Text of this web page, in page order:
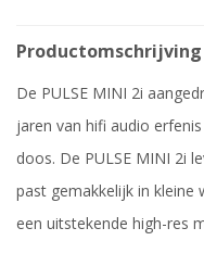
Productomschrijving
De PULSE MINI 2i
jaren van hifi audio
doos. De PULSE MINI 2i
past gemakkelijk in
een uitstekende high-res